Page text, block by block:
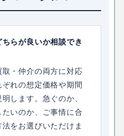
らが良いか相談でき
・仲介の両方に対応
ぞれの想定価格や期間
します。急ぐのか、
いのか、ご事情に合
をお選びいただけま